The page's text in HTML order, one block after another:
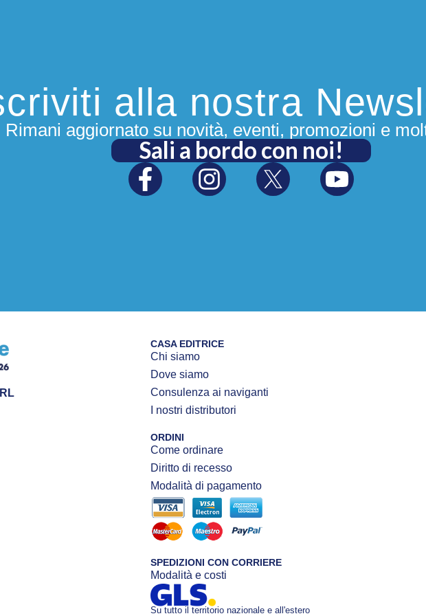
alla nostra
Rimani aggiornato su novità, eventi, promozioni e
Sali a bordo con noi!
CASA EDITRICE
Chi siamo
Dove siamo
Consulenza ai naviganti
I nostri distributori
ORDINI
Come ordinare
Diritto di recesso
Modalità di pagamento
SPEDIZIONI CON CORRIERE
Modalità e costi
Su tutto il territorio nazionale e all'estero